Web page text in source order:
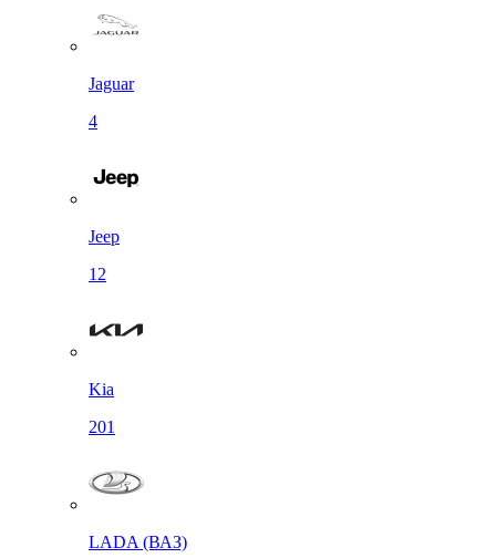
Jaguar
4
Jeep
12
Kia
201
LADA (ВАЗ)